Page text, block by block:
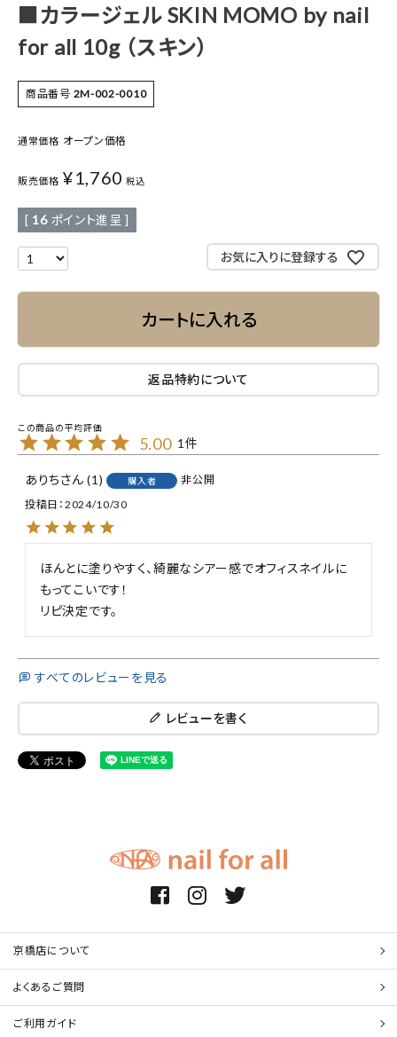
■カラージェル SKIN MOMO by nail
for all 10g （スキン）
商品番号 2M-002-0010
通常価格 オープン価格
販売価格 ¥1,760 税込
[ 16 ポイント進呈 ]
お気に入りに登録する
カートに入れる
返品特約について
5.00 1
ありち 1 購入者
非公開
投稿日 2024/10/30
ほんとに塗りやすく、綺麗なシアー感でオフィスネイルに
もってこいです！
リピ決定です。
すべてのレビューを見る
レビューを書く
京橋店について
よくあるご質問
ご利用ガイド